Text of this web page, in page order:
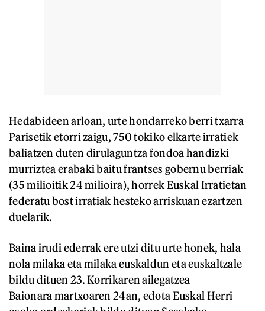
Hedabideen arloan, urte hondarreko berri txarra
Parisetik etorri zaigu, 750 tokiko elkarte irratiek
baliatzen duten dirulaguntza fondoa handizki
murriztea erabaki baitu frantses gobernu berriak
(35 milioitik 24 milioira), horrek Euskal Irratietan
federatu bost irratiak hesteko arriskuan ezartzen
duelarik.
Baina irudi ederrak ere utzi ditu urte honek, hala
nola milaka eta milaka euskaldun eta euskaltzale
bildu dituen 23. Korrikaren ailegatzea
Baionara martxoaren 24an, edota Euskal Herri